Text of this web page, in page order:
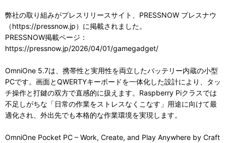
弊社の取り組みがプレスリリースサイト、PRESSNOW プレスナウ
（https://pressnow.jp）に掲載されました。
PRESSNOW掲載ページ：
https://pressnow.jp/2026/04/01/gamegadget/
OmniOne 5.7は、携帯性と実用性を両立したバッテリー内蔵の小型
PCです。画面とQWERTYキーボードを一体化した設計により、タッ
チ操作と打鍵の双方で直感的に扱えます。Raspberry Piクラスでは
不足しがちな「日常の作業をストレスなくこなす」用途に向けて最
適化され、外出先でも本格的な作業環境を実現します。
OmniOne Pocket PC – Work, Create, and Play Anywhere by Craft